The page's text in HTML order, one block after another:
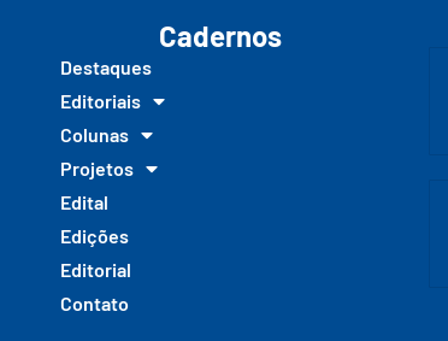
Cadernos
Destaques
Editoriais
Colunas
Projetos
Edital
Edições
Editorial
Contato